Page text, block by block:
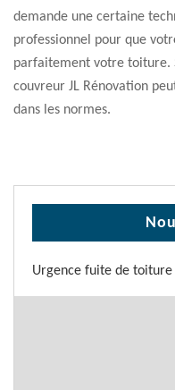
demande une certaine
professionnel pour que
parfaitement votre toiture.
couvreur JL Rénovation
dans les normes.
Urgence fuite de